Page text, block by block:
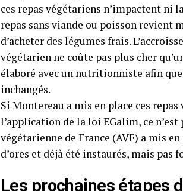
ces repas végétariens n’impactent
repas sans viande ou poisson revient
d’acheter des légumes frais.
végétarien ne coûte pas plus cher
élaboré avec un nutritionniste afin
inchangés.
Si Montereau a mis en place ces
l’application de la loi EGalim, ce n’est
végétarienne de France (AVF) a mis en
d’ores et déjà été instaurés, mais pas
Les prochaines étapes